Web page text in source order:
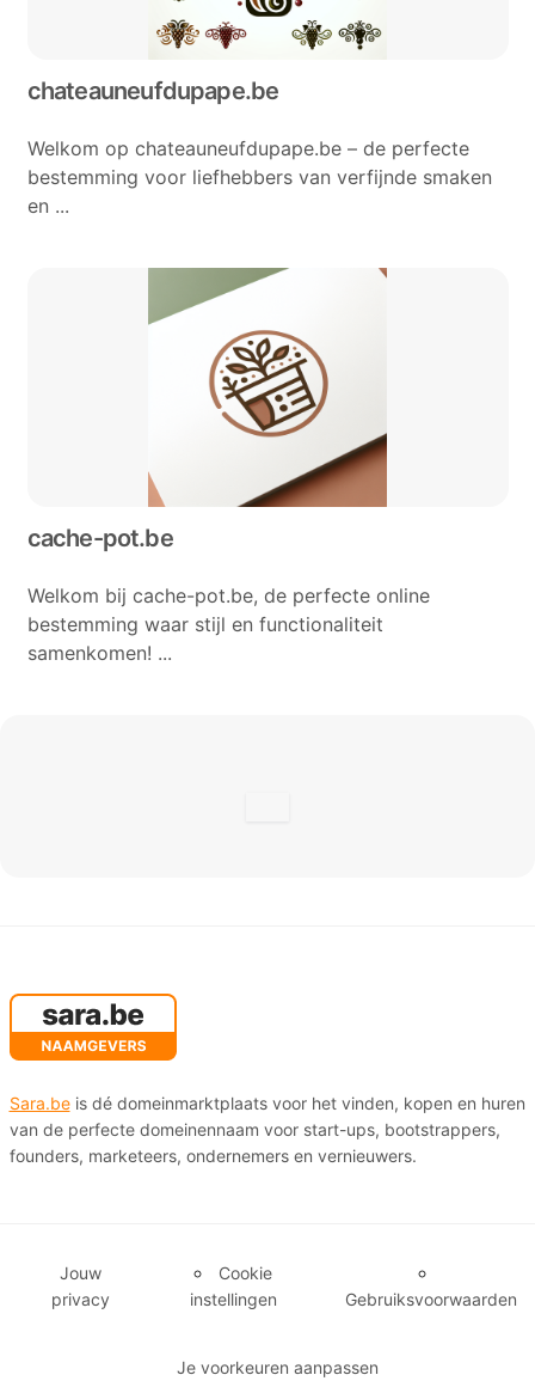
chateauneufdupape.be
Welkom op chateauneufdupape.be – de perfecte
bestemming voor liefhebbers van verfijnde smaken
en ...
cache-pot.be
Welkom bij cache-pot.be, de perfecte online
bestemming waar stijl en functionaliteit
samenkomen! ...
Sara.beis dé domeinmarktplaats voor het vinden, kopen en huren
van de perfecte domeinennaam voor start-ups, bootstrappers,
founders, marketeers, ondernemers en vernieuwers.
Jouw
privacy
Cookie
instellingen
Gebruiksvoorwaarden
Je voorkeuren aanpassen